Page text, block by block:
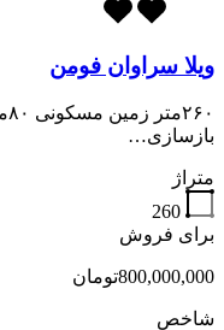
ویلا سراوان فومن
بازسازی…
متراژ
260
برای فروش
800,000,000تومان
شاخص